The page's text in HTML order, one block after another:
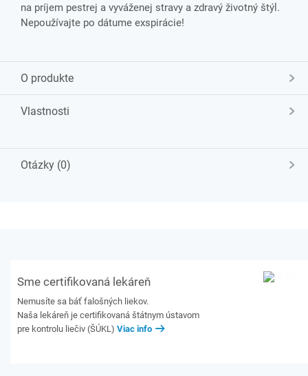
na príjem pestrej a vyváženej stravy a zdravý životný štýl.
Nepoužívajte po dátume exspirácie!
O produkte
Vlastnosti
Otázky (0)
Sme certifikovaná lekáreň
Nemusíte sa báť falošných liekov.
Naša lekáreň je certifikovaná štátnym ústavom
pre kontrolu liečiv (ŠÚKL) Viac info